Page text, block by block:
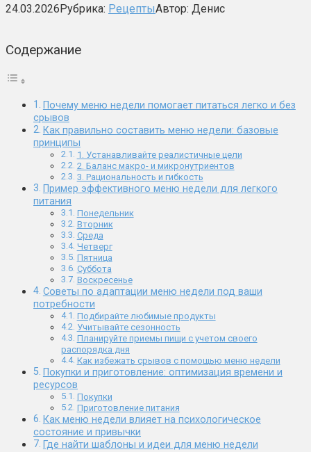
24.03.2026Рубрика: РецептыАвтор: Денис
Содержание
Почему меню недели помогает питаться легко и без
срывов
Как правильно составить меню недели: базовые
принципы
1. Устанавливайте реалистичные цели
2. Баланс макро- и микронутриентов
3. Рациональность и гибкость
Пример эффективного меню недели для легкого
питания
Понедельник
Вторник
Среда
Четверг
Пятница
Суббота
Воскресенье
Советы по адаптации меню недели под ваши
потребности
Подбирайте любимые продукты
Учитывайте сезонность
Планируйте приемы пищи с учетом своего
распорядка дня
Как избежать срывов с помощью меню недели
Покупки и приготовление: оптимизация времени и
ресурсов
Покупки
Приготовление питания
Как меню недели влияет на психологическое
состояние и привычки
Где найти шаблоны и идеи для меню недели